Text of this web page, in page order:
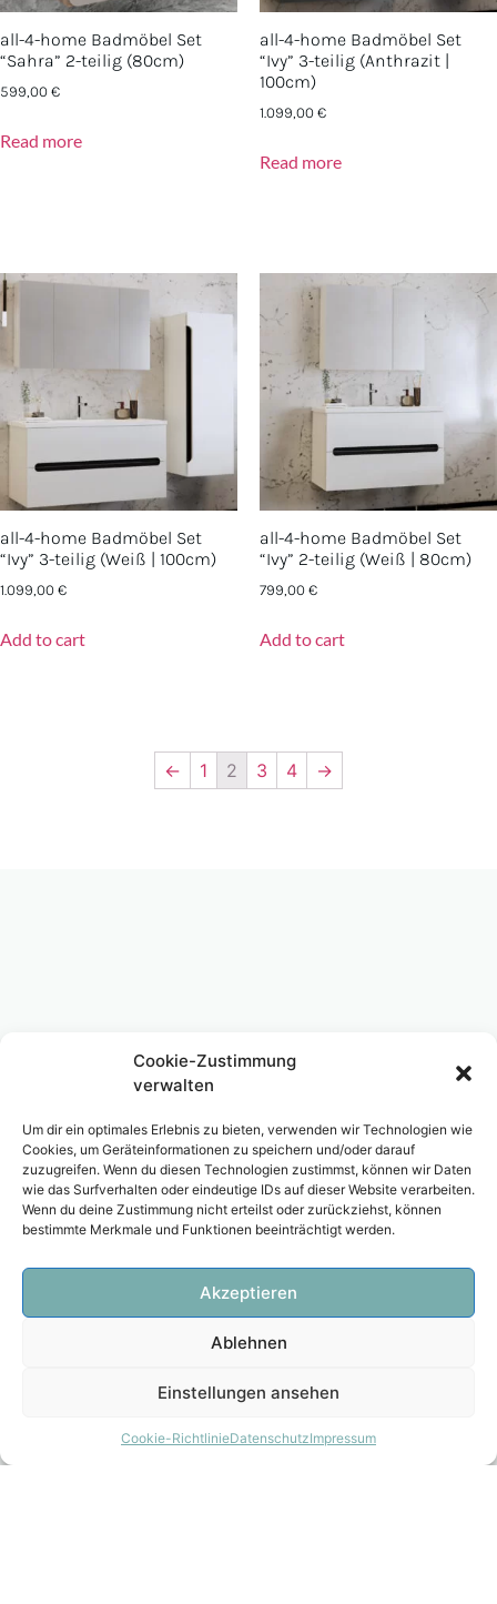
Cookie-Zustimmung
verwalten
Um dir ein optimales Erlebnis zu bieten, verwenden wir Technologien wie
Cookies, um Geräteinformationen zu speichern und/oder darauf
zuzugreifen. Wenn du diesen Technologien zustimmst, können wir Daten
wie das Surfverhalten oder eindeutige IDs auf dieser Website verarbeiten.
Wenn du deine Zustimmung nicht erteilst oder zurückziehst, können
bestimmte Merkmale und Funktionen beeinträchtigt werden.
Akzeptieren
Ablehnen
Einstellungen ansehen
Cookie-RichtlinieDatenschutzImpressum
all-4-home Badmöbel Set
“Sahra” 2-teilig (80cm)
599,00€
Read more
all-4-home Badmöbel Set
“Ivy” 3-teilig (Anthrazit |
100cm)
1.099,00€
Read more
all-4-home Badmöbel Set
“Ivy” 3-teilig (Weiß | 100cm)
1.099,00€
Add to cart
all-4-home Badmöbel Set
“Ivy” 2-teilig (Weiß | 80cm)
799,00€
Add to cart
← 1 2 3 4 →